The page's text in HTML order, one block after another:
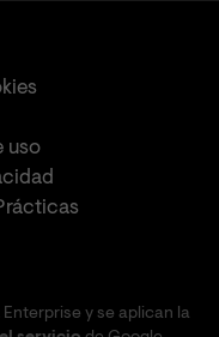
uso
y se aplican la